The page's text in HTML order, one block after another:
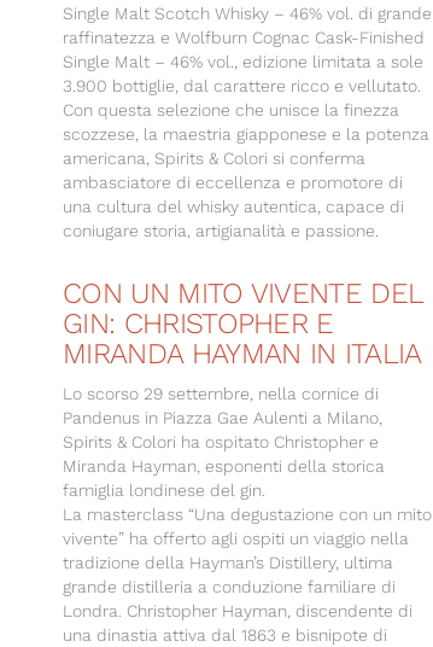
Single Malt Scotch Whisky – 46% vol. di grande
raffinatezza e Wolfburn Cognac Cask-Finished
Single Malt – 46% vol., edizione limitata a sole
3.900 bottiglie, dal carattere ricco e vellutato.
Con questa selezione che unisce la finezza
scozzese, la maestria giapponese e la potenza
americana, Spirits & Colori si conferma
ambasciatore di eccellenza e promotore di
una cultura del whisky autentica, capace di
coniugare storia, artigianalità e passione.
CON UN MITO VIVENTE DEL
GIN: CHRISTOPHER E
MIRANDA HAYMAN IN ITALIA
Lo scorso 29 settembre, nella cornice di
Pandenus in Piazza Gae Aulenti a Milano,
Spirits & Colori ha ospitato Christopher e
Miranda Hayman, esponenti della storica
famiglia londinese del gin.
La masterclass “Una degustazione con un mito
vivente” ha offerto agli ospiti un viaggio nella
tradizione della Hayman’s Distillery, ultima
grande distilleria a conduzione familiare di
Londra. Christopher Hayman, discendente di
una dinastia attiva dal 1863 e bisnipote di